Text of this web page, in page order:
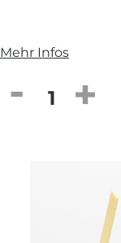
Mehr Infos
Produkt